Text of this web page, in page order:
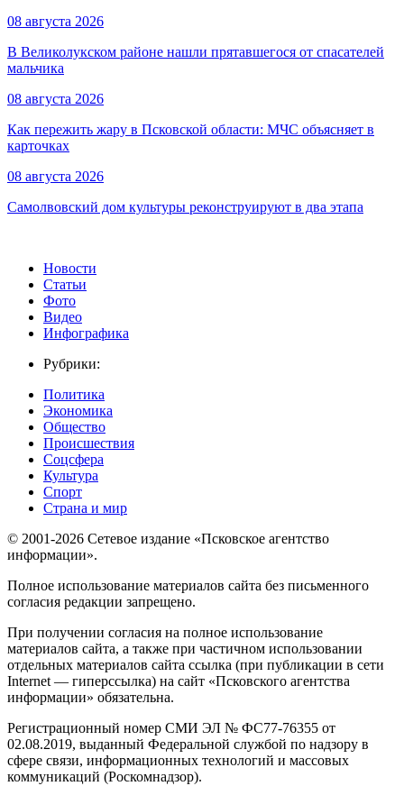
08 августа 2026
В Великолукском районе нашли прятавшегося от спасателей
мальчика
08 августа 2026
Как пережить жару в Псковской области: МЧС объясняет в
карточках
08 августа 2026
Самолвовский дом культуры реконструируют в два этапа
Новости
Статьи
Фото
Видео
Инфографика
Рубрики:
Политика
Экономика
Общество
Происшествия
Соцсфера
Культура
Спорт
Страна и мир
© 2001-2026 Сетевое издание «Псковское агентство
информации».
Полное использование материалов сайта без письменного
согласия редакции запрещено.
При получении согласия на полное использование
материалов сайта, а также при частичном использовании
отдельных материалов сайта ссылка (при публикации в сети
Internet — гиперссылка) на сайт «Псковского агентства
информации» обязательна.
Регистрационный номер СМИ ЭЛ № ФС77-76355 от
02.08.2019, выданный Федеральной службой по надзору в
сфере связи, информационных технологий и массовых
коммуникаций (Роскомнадзор).